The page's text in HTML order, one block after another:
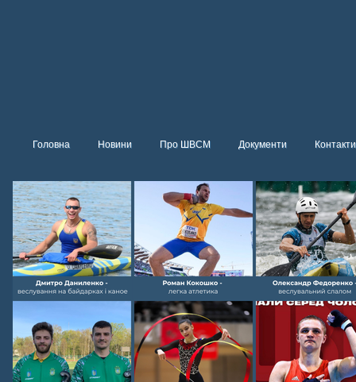
Головна Новини Про ШВСМ Документи Контакти